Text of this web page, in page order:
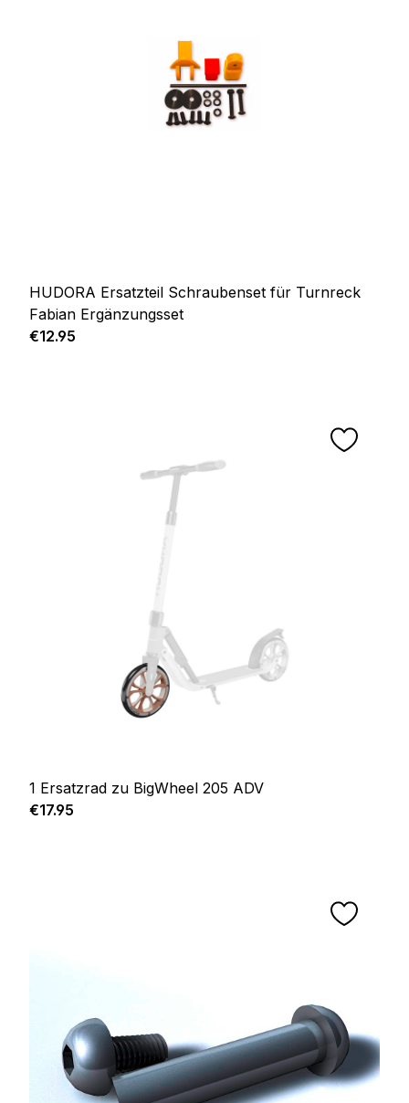
HUDORA Ersatzteil Schraubenset für Turnreck
Fabian Ergänzungsset
Regular price:
€12.95
1 Ersatzrad zu BigWheel 205 ADV
Regular price:
€17.95